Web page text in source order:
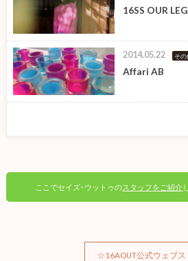
16SS OUR
2014.05.22 その
Affari AB
ここでセイズ･ウットゥのスタッフをご紹介
☆16AOUT公式ウェブ